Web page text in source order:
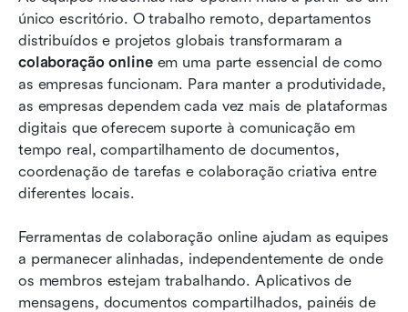
único escritório. O trabalho remoto, departamentos
colaboração online em uma parte essencial de como
as empresas funcionam. Para manter a produtividade,
as empresas dependem cada vez mais de plataformas
digitais que oferecem suporte à comunicação em
tempo real, compartilhamento de documentos,
coordenação de tarefas e colaboração criativa entre
diferentes locais.
Ferramentas de colaboração online ajudam as equipes
a permanecer alinhadas, independentemente de onde
os membros estejam trabalhando. Aplicativos de
mensagens, documentos compartilhados, painéis de
20 plataformas de colaboração online para
trabalho em equipe sem interrupções
Como escolher o site certo para colaboração
online
Tendências emergentes moldando o futuro da
colaboração online
Perguntas frequentes
Leitura relacionada